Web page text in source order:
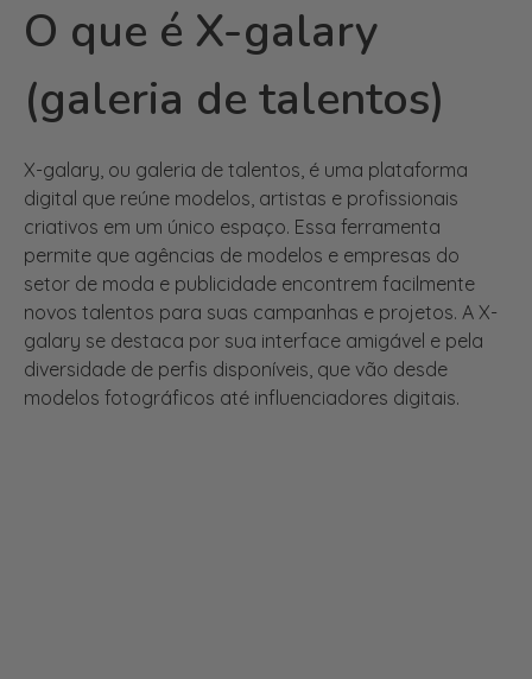
O que é X-galary
(galeria de talentos)
X-galary, ou galeria de talentos, é uma plataforma
digital que reúne modelos, artistas e profissionais
criativos em um único espaço. Essa ferramenta
permite que agências de modelos e empresas do
setor de moda e publicidade encontrem facilmente
novos talentos para suas campanhas e projetos. A X-
galary se destaca por sua interface amigável e pela
diversidade de perfis disponíveis, que vão desde
modelos fotográficos até influenciadores digitais.